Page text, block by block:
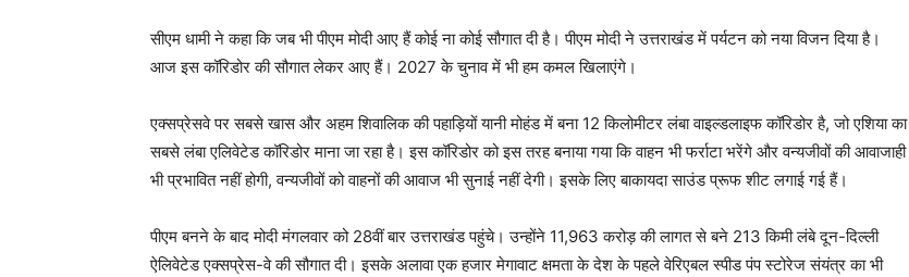
सीएम धामी ने कहा कि जब भी पीएम मोदी आए हैं कोई ना कोई सौगात दी है। पीएम मोदी ने उत्तराखंड में पर्यटन को नया विजन दिया है।
आज इस कॉरिडोर की सौगात लेकर आए हैं। 2027 के चुनाव में भी हम कमल खिलाएंगे।
एक्सप्रेसवे पर सबसे खास और अहम शिवालिक की पहाड़ियों यानी मोहंड में बना 12 किलोमीटर लंबा वाइल्डलाइफ कॉरिडोर है, जो एशिया का
सबसे लंबा एलिवेटेड कॉरिडोर माना जा रहा है। इस कॉरिडोर को इस तरह बनाया गया कि वाहन भी फर्राटा भरेंगे और वन्यजीवों की आवाजाही
भी प्रभावित नहीं होगी, वन्यजीवों को वाहनों की आवाज भी सुनाई नहीं देगी। इसके लिए बाकायदा साउंड प्रूफ शीट लगाई गई हैं।
पीएम बनने के बाद मोदी मंगलवार को 28वीं बार उत्तराखंड पहुंचे। उन्होंने 11,963 करोड़ की लागत से बने 213 किमी लंबे दून-दिल्ली
ऐलिवेटेड एक्सप्रेस-वे की सौगात दी। इसके अलावा एक हजार मेगावाट क्षमता के देश के पहले वेरिएबल स्पीड पंप स्टोरेज संयंत्र का भी